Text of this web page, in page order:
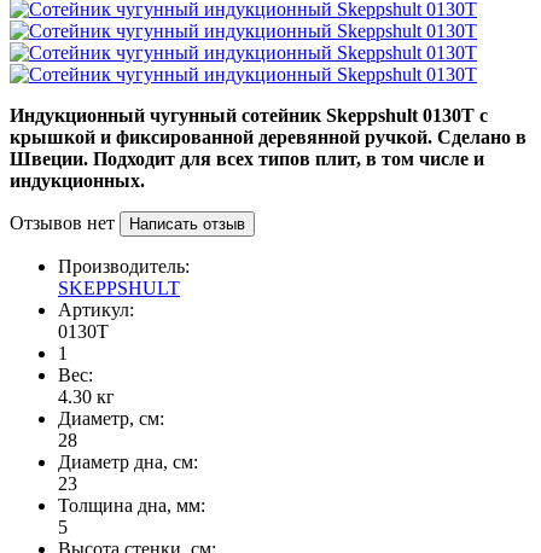
Индукционный чугунный сотейник Skeppshult 0130T с
крышкой и фиксированной деревянной ручкой. Сделано в
Швеции. Подходит для всех типов плит, в том числе и
индукционных.
Отзывов нет Написать отзыв
Производитель:
SKEPPSHULT
Артикул:
0130T
1
Вес:
4.30 кг
Диаметр, см:
28
Диаметр дна, см:
23
Толщина дна, мм:
5